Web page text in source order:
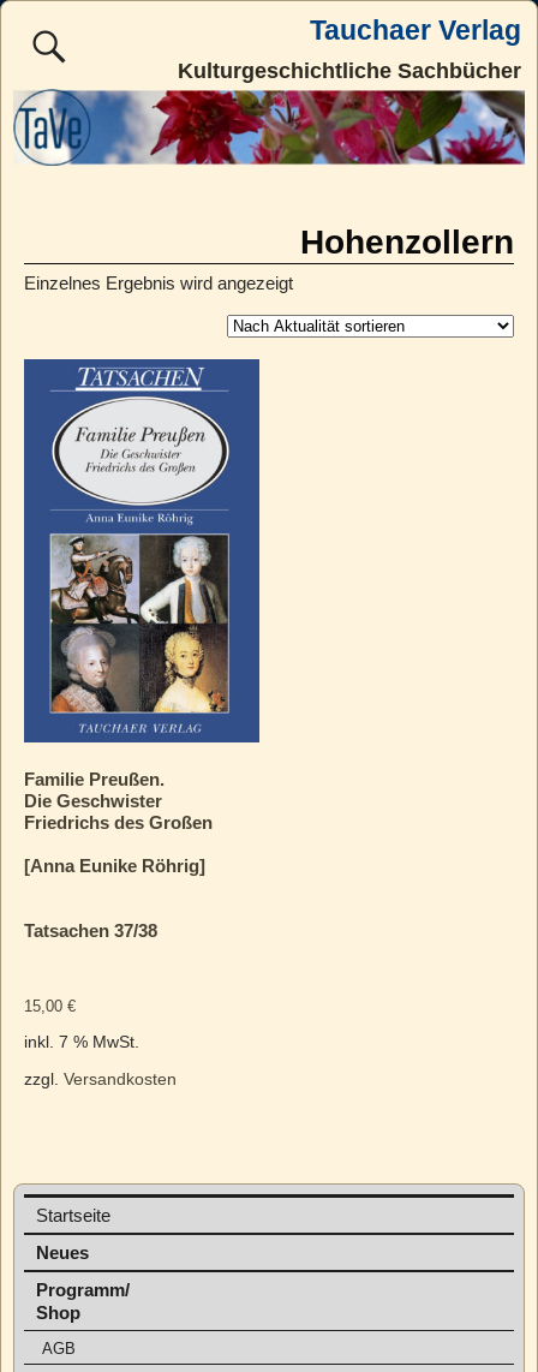
Tauchaer Verlag
Kulturgeschichtliche Sachbücher
Hohenzollern
Einzelnes Ergebnis wird angezeigt
Familie Preußen.
Die Geschwister
Friedrichs des Großen
[Anna Eunike Röhrig]
Tatsachen 37/38
15,00 €
inkl. 7 % MwSt.
zzgl. Versandkosten
Startseite
Neues
Programm/
Shop
AGB